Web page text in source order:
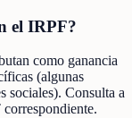
el IRPF?
como ganancia
(algunas
sociales). Consulta a